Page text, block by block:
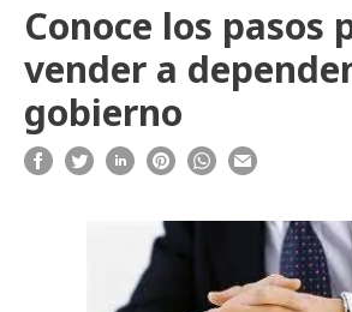
Conoce los pasos
vender a
gobierno